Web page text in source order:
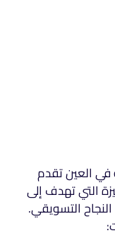
في العين تقدم
التي تهدف إلى
التسويقي.